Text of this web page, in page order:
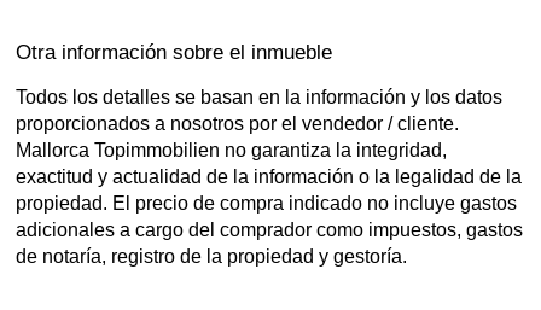
Otra información sobre el inmueble
Todos los detalles se basan en la información y los datos
proporcionados a nosotros por el vendedor / cliente.
Mallorca Topimmobilien no garantiza la integridad,
exactitud y actualidad de la información o la legalidad de la
propiedad. El precio de compra indicado no incluye gastos
adicionales a cargo del comprador como impuestos, gastos
de notaría, registro de la propiedad y gestoría.